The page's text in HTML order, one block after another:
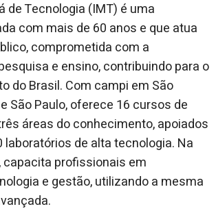
de Tecnologia (IMT) é uma
com mais de 60 anos e que atua
comprometida com a
e ensino, contribuindo para o
do Brasil. Com campi em São
São Paulo, oferece 16 cursos de
áreas do conhecimento, apoiados
laboratórios de alta tecnologia. Na
capacita profissionais em
e gestão, utilizando a mesma